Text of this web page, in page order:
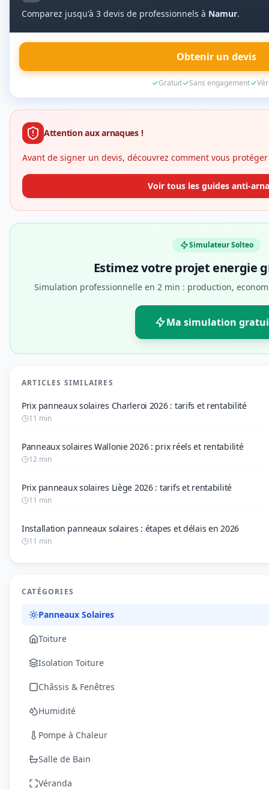
Comparez jusqu'à 3 devis de professionnels à Namur.
Obtenir un devis
Gratuit Sans engagement
Attention aux arnaques !
Avant de signer un devis, découvrez comment vous
Voir tous les guides anti-
Simulateur Solteo
Estimez votre projet energie
Simulation professionnelle en 2 min : production,
Ma simulation
ARTICLES SIMILAIRES
Prix panneaux solaires Charleroi 2026 : tarifs et rentabilité
11 min
Panneaux solaires Wallonie 2026 : prix réels et rentabilité
12 min
Prix panneaux solaires Liège 2026 : tarifs et rentabilité
11 min
Installation panneaux solaires : étapes et délais en 2026
11 min
CATÉGORIES
Panneaux Solaires
Toiture
Isolation Toiture
Châssis & Fenêtres
Humidité
Pompe à Chaleur
Salle de Bain
Véranda